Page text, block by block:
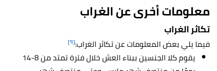
معلومات أخرى عن الغراب
تكاثر الغراب
فيما يلي بعض المعلومات عن تكاثر الغراب:[٩]
يقوم كلا الجنسين ببناء العش خلال فترة تمتد من 8-14